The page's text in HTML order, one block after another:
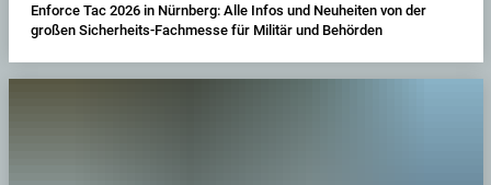
Enforce Tac 2026 in Nürnberg: Alle Infos und Neuheiten von der
großen Sicherheits-Fachmesse für Militär und Behörden